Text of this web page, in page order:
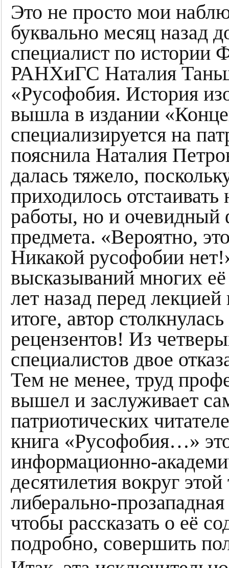
Это не просто мои
буквально месяц назад
специалист по истории
РАНХиГС Наталия
«Русофобия. История
вышла в издании
специализируется на
пояснила Наталия
далась тяжело,
приходилось отстаивать
работы, но и очевидный
предмета. «Вероятно,
Никакой русофобии
высказываний многих её
лет назад перед
итоге, автор
рецензентов! Из
специалистов двое
Тем не менее, труд
вышел и заслуживает
патриотических
книга «Русофобия…»
информационно-
десятилетия вокруг
либерально-
чтобы рассказать о её
подробно, совершить